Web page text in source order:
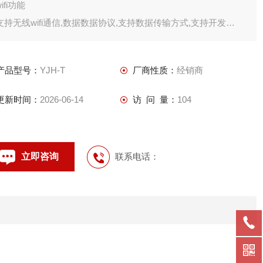
功能
持无线wifi通信,数据数据协议,支持数据传输方式,支持开发
品型号： YJH-T 厂商性质： 经销商
新时间： 2026-06-14 访 问 量： 104
立即咨询 联系电话：